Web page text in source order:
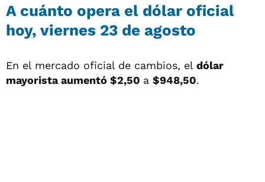
A cuánto opera el dólar oficial
hoy, viernes 23 de agosto
En el mercado oficial de cambios, el dólar
mayorista aumentó $2,50 a $948,50.